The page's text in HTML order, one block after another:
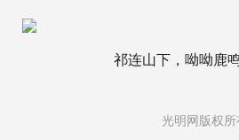
祁连山下，呦呦鹿
光明网版权所